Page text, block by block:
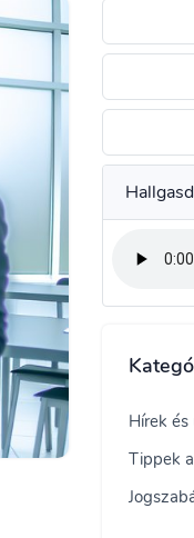
Hírek
Tippek